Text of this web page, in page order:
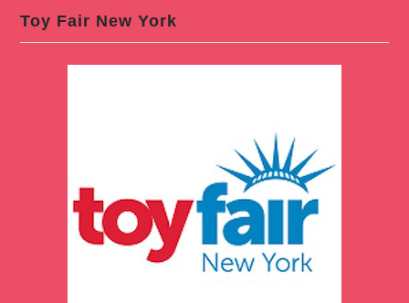
Toy Fair New York